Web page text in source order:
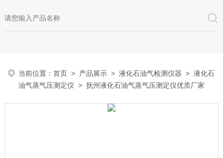
当前位置：首页 > 产品展示 >液化石油气检测仪器 >液化石
油气蒸气压测定仪 > 抚州液化石油气蒸气压测定仪优质厂家